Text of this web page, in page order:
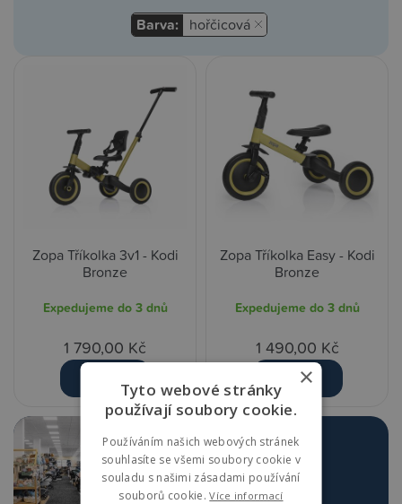
Barva: hořčicová
Navštivte největší
prodejnu v Praze
Zopa Tříkolka 3v1 - Kodi
Bronze
Expedujeme do 3 dnů
1 790,00 Kč
Zopa Tříkolka Easy - Kodi
Bronze
Expedujeme do 3 dnů
1 490,00 Kč
Detail
×
Tyto webové stránky
používají soubory cookie.
Používáním našich webových stránek
souhlasíte se všemi soubory cookie v
souladu s našimi zásadami používání
souborů cookie.Více informací